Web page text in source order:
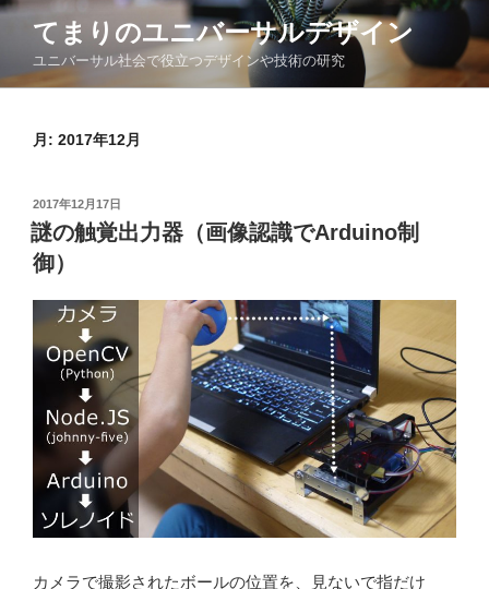
コ
ン
てまりのユニバーサルデザイン
ユニバーサル社会で役立つデザインや技術の研究
月: 2017年12月
投
稿
日:
2017年12月17日
謎の触覚出力器（画像認識でArduino制
御）
カメラで撮影されたボールの位置を、見ないで指だけ